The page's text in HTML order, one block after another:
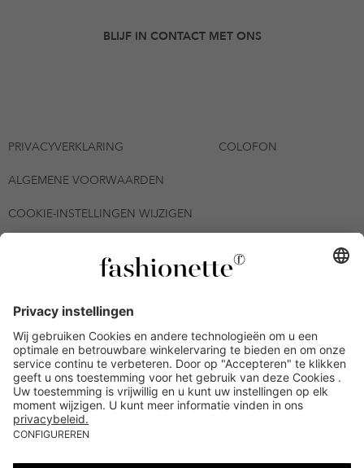
BLIJF IN CONTACT MET ONS
PRIVACYVERKLARING COLOFON
ALGEMENE VOORWAARDEN
COOKIE-INSTELLINGEN WIJZIGEN
© 2026 - fashionette Plattform GmbH
inwisselbaar op alle artikelen op de pagina
fashionette.nl/selected-styles. De voorwaarden zoals vastgelegd in
artikel 9 van de algemene voorwaarden zijn van toepassing.
Bepaalde merken en artikelen kunnen uitgesloten zijn.
Kredietwaardigheid nodig. Alle prijzen inclusief btw en zonder
verzendkosten. De personen die genoemd of gepresenteerd zijn,
hebben geen van de aangeboden producten op de site